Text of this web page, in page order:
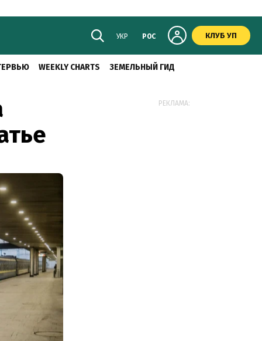
УКР РОС КЛУБ УП
WEEKLY CHARTS ЗЕМЕЛЬНЫЙ ГИД
РЕКЛАМА: